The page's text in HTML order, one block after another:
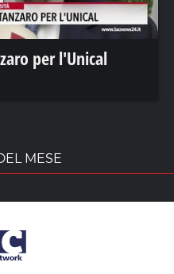
per l'Unical
MESE